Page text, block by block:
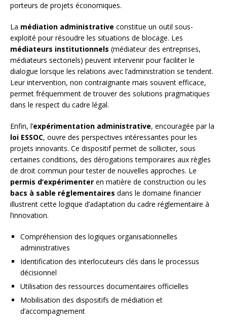
porteurs de projets économiques.
La médiation administrative constitue un outil sous-
exploité pour résoudre les situations de blocage. Les
médiateurs institutionnels (médiateur des entreprises,
médiateurs sectoriels) peuvent intervenir pour faciliter le
dialogue lorsque les relations avec l’administration se tendent.
Leur intervention, non contraignante mais souvent efficace,
permet fréquemment de trouver des solutions pragmatiques
dans le respect du cadre légal.
Enfin, l’expérimentation administrative, encouragée par la
loi ESSOC, ouvre des perspectives intéressantes pour les
projets innovants. Ce dispositif permet de solliciter, sous
certaines conditions, des dérogations temporaires aux règles
de droit commun pour tester de nouvelles approches. Le
permis d’expérimenter en matière de construction ou les
bacs à sable réglementaires dans le domaine financier
illustrent cette logique d’adaptation du cadre réglementaire à
l’innovation.
Compréhension des logiques organisationnelles
administratives
Identification des interlocuteurs clés dans le processus
décisionnel
Utilisation des ressources documentaires officielles
Mobilisation des dispositifs de médiation et
d’accompagnement